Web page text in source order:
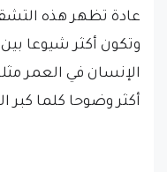
عادة تظهر هذه
وتكون أكثر شيوعا بين
الإنسان في العمر
أكثر وضوحا كلما كبر